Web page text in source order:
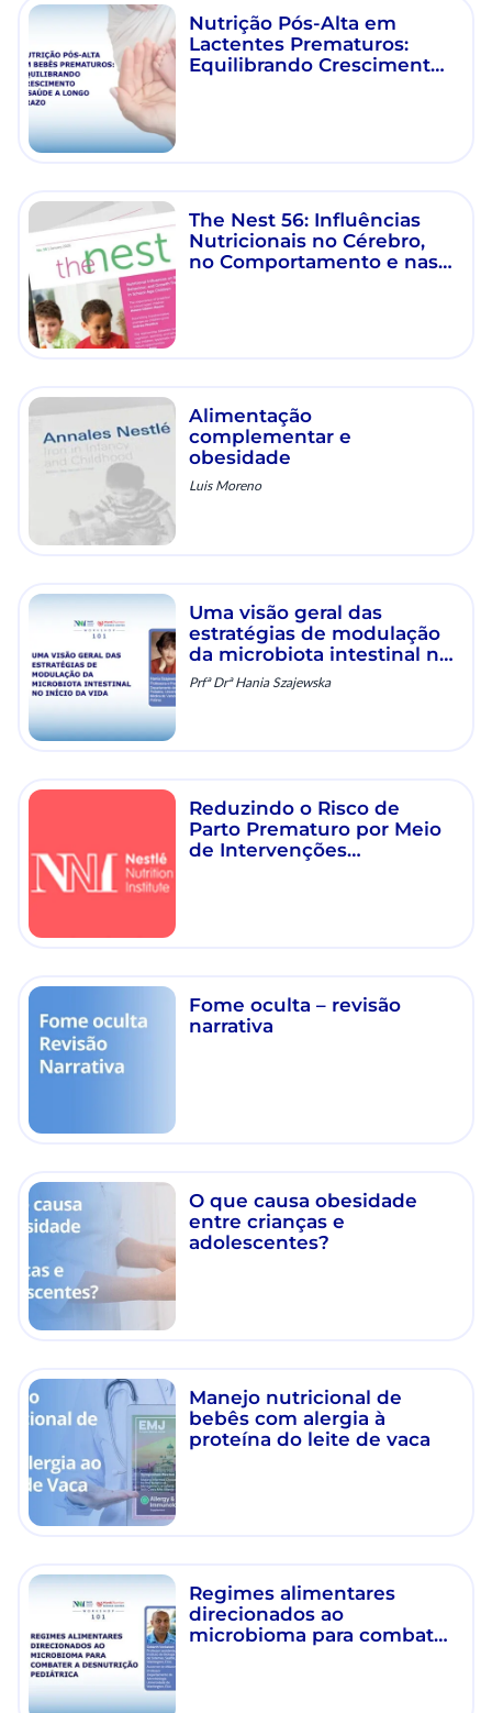
Nutrição Pós-Alta em
Lactentes Prematuros:
Equilibrando Crescimento
The Nest 56: Influências
Nutricionais no Cérebro,
no Comportamento e nas
Alimentação
complementar e
obesidade
Luis Moreno
Uma visão geral das
estratégias de modulação
da microbiota intestinal no
início da vida
Prfª Drª Hania Szajewska
Reduzindo o Risco de
Parto Prematuro por Meio
de Intervenções
Fome oculta – revisão
narrativa
O que causa obesidade
entre crianças e
adolescentes?
Manejo nutricional de
bebês com alergia à
proteína do leite de vaca
Regimes alimentares
direcionados ao
microbioma para combater